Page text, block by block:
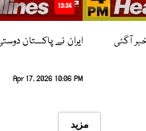
آگئی
13:34
ایران نے پاکستان
Apr 17, 2026 10:06 PM
مزید